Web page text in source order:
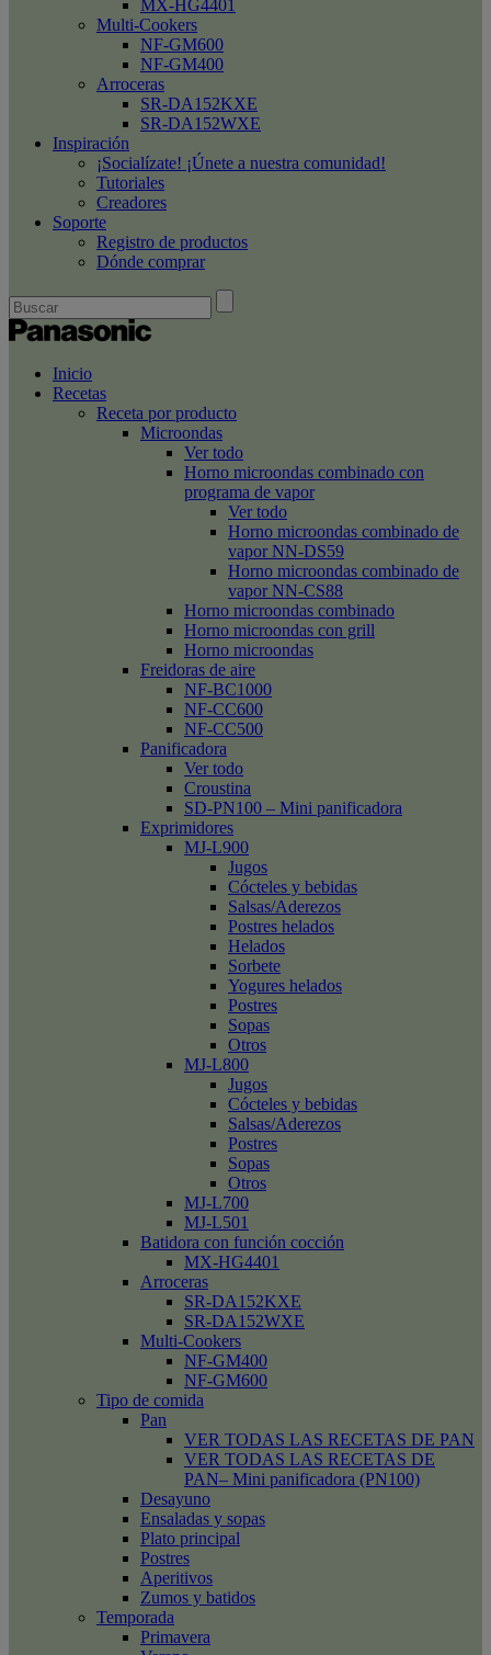
MX-HG4401
Multi-Cookers
NF-GM600
NF-GM400
Arroceras
SR-DA152KXE
SR-DA152WXE
Inspiración
¡Socialízate! ¡Únete a nuestra comunidad!
Tutoriales
Creadores
Soporte
Registro de productos
Dónde comprar
Inicio
Recetas
Receta por producto
Microondas
Ver todo
Horno microondas combinado con
programa de vapor
Ver todo
Horno microondas combinado de
vapor NN-DS59
Horno microondas combinado de
vapor NN-CS88
Horno microondas combinado
Horno microondas con grill
Horno microondas
Freidoras de aire
NF-BC1000
NF-CC600
NF-CC500
Panificadora
Ver todo
Croustina
SD-PN100 – Mini panificadora
Exprimidores
MJ-L900
Jugos
Cócteles y bebidas
Salsas/Aderezos
Postres helados
Helados
Sorbete
Yogures helados
Postres
Sopas
Otros
MJ-L800
Jugos
Cócteles y bebidas
Salsas/Aderezos
Postres
Sopas
Otros
MJ-L700
MJ-L501
Batidora con función cocción
MX-HG4401
Arroceras
SR-DA152KXE
SR-DA152WXE
Multi-Cookers
NF-GM400
NF-GM600
Tipo de comida
Pan
VER TODAS LAS RECETAS DE PAN
VER TODAS LAS RECETAS DE
PAN– Mini panificadora (PN100)
Desayuno
Ensaladas y sopas
Plato principal
Postres
Aperitivos
Zumos y batidos
Temporada
Primavera